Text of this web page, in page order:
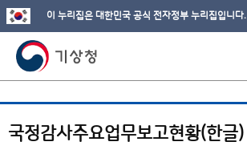
이 누리집은 대한민국 공식 전자정부 누리집입니다.
국정감사주요업무보고현황(한글)